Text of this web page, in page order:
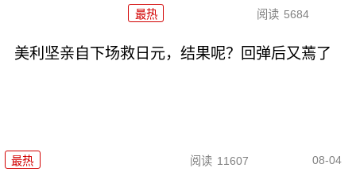
最热 阅读 5684
美利坚亲自下场救日元，结果呢？回弹后又蔫了
最热 阅读 11607 08-04